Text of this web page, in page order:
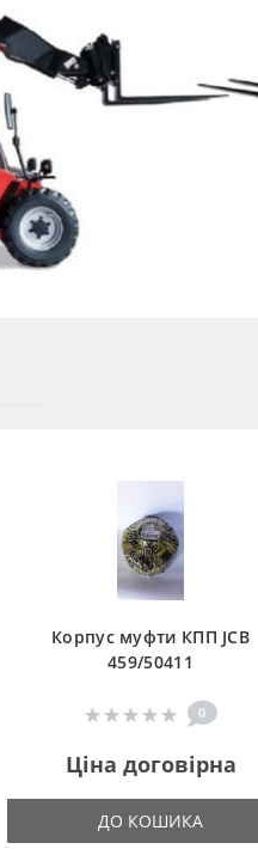
Корпус муфти КПП JCB
459/50411
0
Ціна договірна
ДО КОШИКА